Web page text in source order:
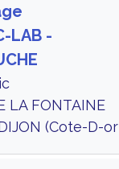
LAB -
LA FONTAINE
(Cote-D-or